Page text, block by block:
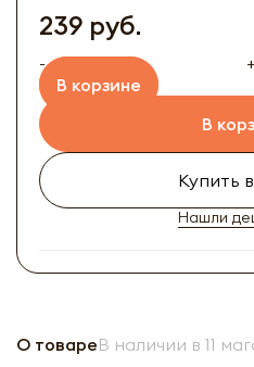
239 руб.
-
+
В корзине
В
Купить
Нашли
О товареВ наличии в 11